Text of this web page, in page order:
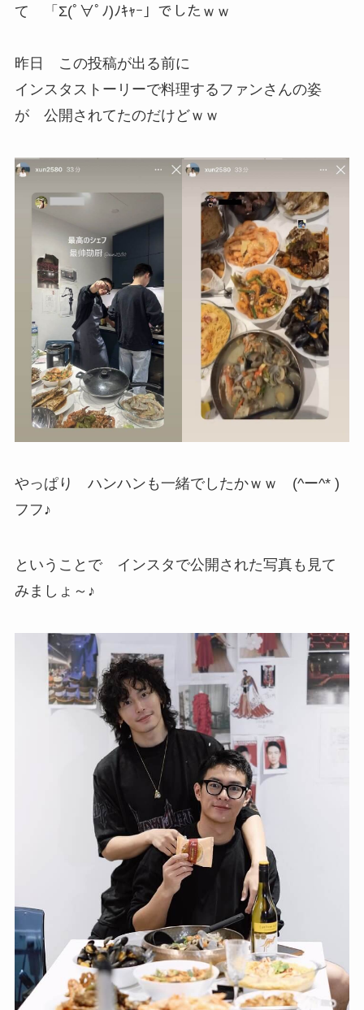
て 「Σ(ﾟ∀ﾟﾉ)ﾉｷｬｰ」でしたｗｗ
昨日 この投稿が出る前に
インスタストーリーで料理するファンさんの姿
が 公開されてたのだけどｗｗ
やっぱり ハンハンも一緒でしたかｗｗ (^ー^* )
フフ♪
ということで インスタで公開された写真も見て
みましょ～♪